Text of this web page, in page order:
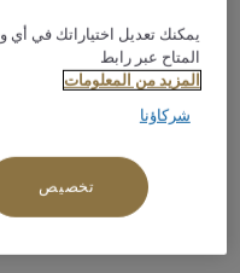
يمكنك تعديل اختياراتك في
المتاح عبر رابط
المزيد من المعلومات
شركاؤنا
تخصيص